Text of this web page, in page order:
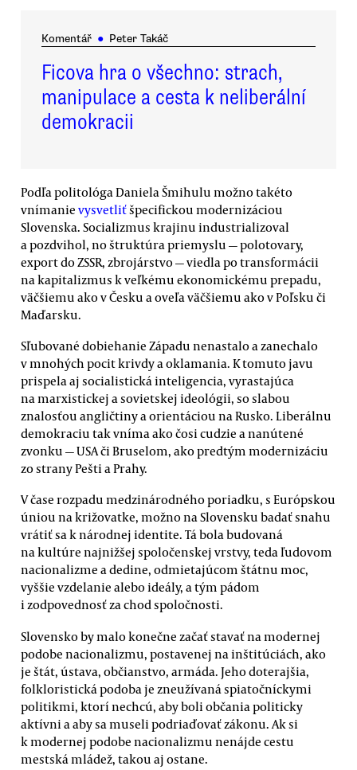
Komentář ● Peter Takáč
Ficova hra o všechno: strach,
manipulace a cesta k neliberální
demokracii
Podľa politológa Daniela Šmihulu možno takéto
vnímanie vysvetliťšpecifickou modernizáciou
Slovenska. Socializmus krajinu industrializoval
a pozdvihol, no štruktúra priemyslu — polotovary,
export do ZSSR, zbrojárstvo — viedla po transformácii
na kapitalizmus k veľkému ekonomickému prepadu,
väčšiemu ako v Česku a oveľa väčšiemu ako v Poľsku či
Maďarsku.
Sľubované dobiehanie Západu nenastalo a zanechalo
v mnohých pocit krivdy a oklamania. K tomuto javu
prispela aj socialistická inteligencia, vyrastajúca
na marxistickej a sovietskej ideológii, so slabou
znalosťou angličtiny a orientáciou na Rusko. Liberálnu
demokraciu tak vníma ako čosi cudzie a nanútené
zvonku — USA či Bruselom, ako predtým modernizáciu
zo strany Pešti a Prahy.
V čase rozpadu medzinárodného poriadku, s Európskou
úniou na križovatke, možno na Slovensku badať snahu
vrátiť sa k národnej identite. Tá bola budovaná
na kultúre najnižšej spoločenskej vrstvy, teda ľudovom
nacionalizme a dedine, odmietajúcom štátnu moc,
vyššie vzdelanie alebo ideály, a tým pádom
i zodpovednosť za chod spoločnosti.
Slovensko by malo konečne začať stavať na modernej
podobe nacionalizmu, postavenej na inštitúciách, ako
je štát, ústava, občianstvo, armáda. Jeho doterajšia,
folkloristická podoba je zneužívaná spiatočníckymi
politikmi, ktorí nechcú, aby boli občania politicky
aktívni a aby sa museli podriaďovať zákonu. Ak si
k modernej podobe nacionalizmu nenájde cestu
mestská mládež, takou aj ostane.